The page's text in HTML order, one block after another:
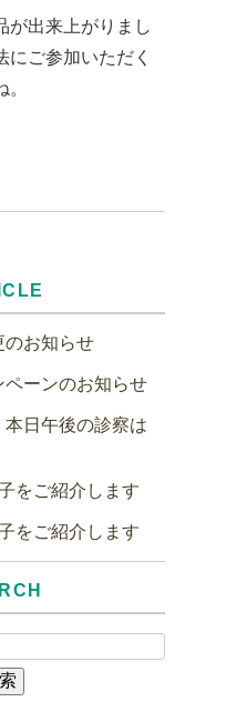
が出来上がりまし
にご参加いただく
お知らせ
ーンのお知らせ
日午後の診察は
をご紹介します
をご紹介します